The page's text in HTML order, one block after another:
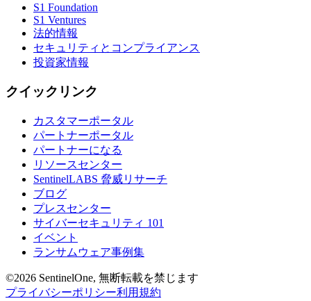
S1 Foundation
S1 Ventures
法的情報
セキュリティとコンプライアンス
投資家情報
クイックリンク
カスタマーポータル
パートナーポータル
パートナーになる
リソースセンター
SentinelLABS 脅威リサーチ
ブログ
プレスセンター
サイバーセキュリティ 101
イベント
ランサムウェア事例集
©2026 SentinelOne, 無断転載を禁じます
プライバシーポリシー利用規約